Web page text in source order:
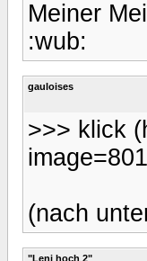
Meiner
:wub:
gauloises
>>> klick
(nach
"Leni hoch 2"